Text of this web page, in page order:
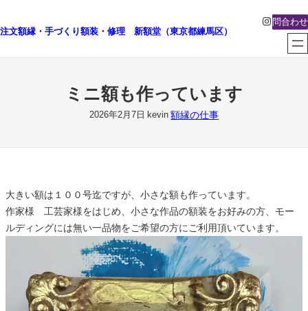
容
注文額縁・手づくり額装・修理 新額堂（東京都練馬区）
Instagram
問合わせ
ミニ額も作っています
2026年2月7日 kevin 額縁の仕事
大きい額は１００号迄ですが、小さな額も作っています。
作家様 工芸家様をはじめ、小さな作品の額装をお好みの方、モー
ルディングには無い一品物をご希望の方にご利用頂いています。